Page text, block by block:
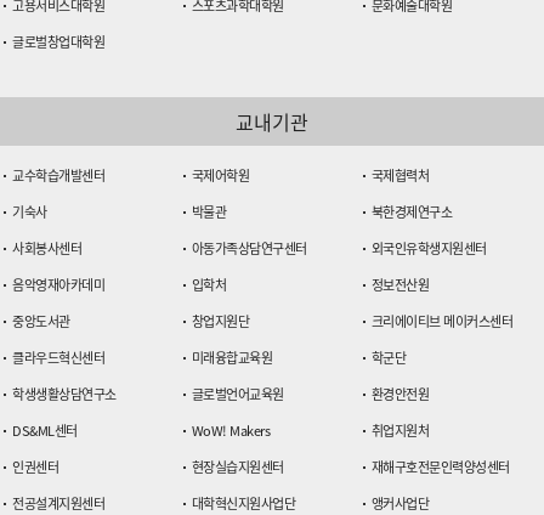
고용서비스대학원
스포츠과학대학원
문화예술대학원
글로벌창업대학원
교내기관
교수학습개발센터 국제어학원
국제협력처
기숙사
박물관
북한경제연구소
사회봉사센터
아동가족상담연구센터
외국인유학생지원센터
음악영재아카데미
입학처
정보전산원
중앙도서관
창업지원단
크리에이티브 메이커스센터
클라우드혁신센터
미래융합교육원
학군단
학생생활상담연구소
글로벌언어교육원
환경안전원
DS&ML센터
WoW! Makers
취업지원처
인권센터
현장실습지원센터
재해구호전문인력양성센터
전공설계지원센터
대학혁신지원사업단 앵커사업단